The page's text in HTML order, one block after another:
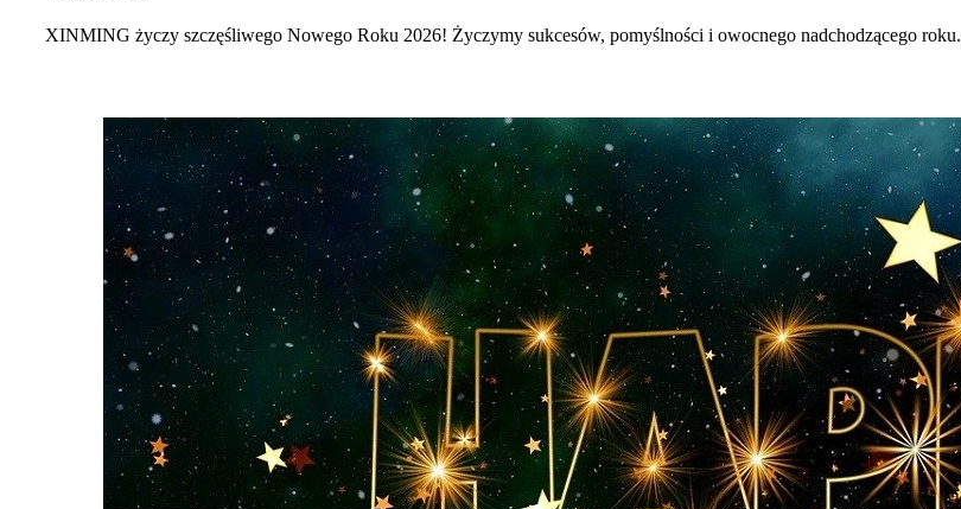
XINMING życzy szczęśliwego Nowego Roku 2026! Życzymy sukcesów, pomyślności i owocnego nadchodzącego roku.